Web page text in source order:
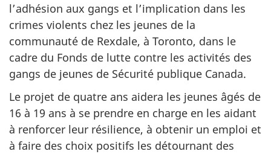
l’adhésion aux gangs et l’implication dans les
crimes violents chez les jeunes de la
communauté de Rexdale, à Toronto, dans le
cadre du Fonds de lutte contre les activités des
gangs de jeunes de Sécurité publique Canada.
Le projet de quatre ans aidera les jeunes âgés de
16 à 19 ans à se prendre en charge en les aidant
à renforcer leur résilience, à obtenir un emploi et
à faire des choix positifs les détournant des